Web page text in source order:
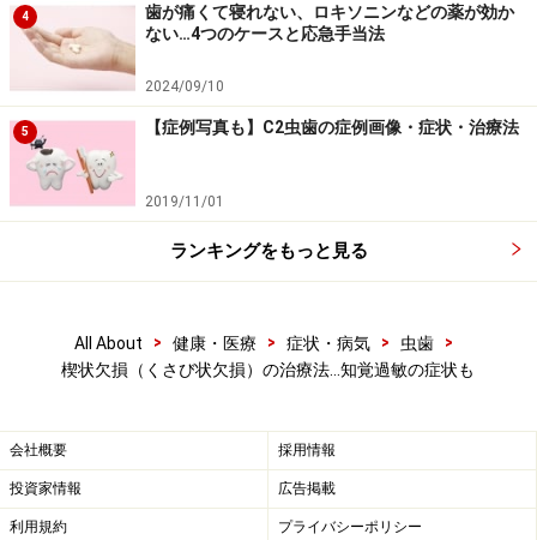
楽天市場で虫歯対策用品をチェック！
4
歯が痛くて寝れない、ロキソニンなどの薬が効か
ない…4つのケースと応急手当法
2024/09/10
5 【症例写真も】C2虫歯の症例画像・症状・治療法
2019/11/01
ランキングをもっと見る
All About > 健康・医療 > 症状・病気 > 虫歯
>
楔状欠損（くさび状欠損）の治療法…知覚過敏の症状も
会社概要 採用情報
投資家情報 広告掲載
利用規約 プライバシーポリシー